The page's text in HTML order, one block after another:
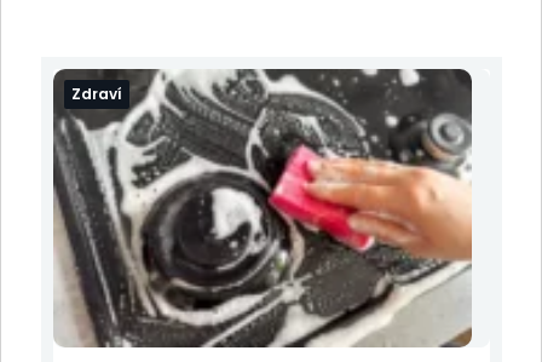
Zdraví